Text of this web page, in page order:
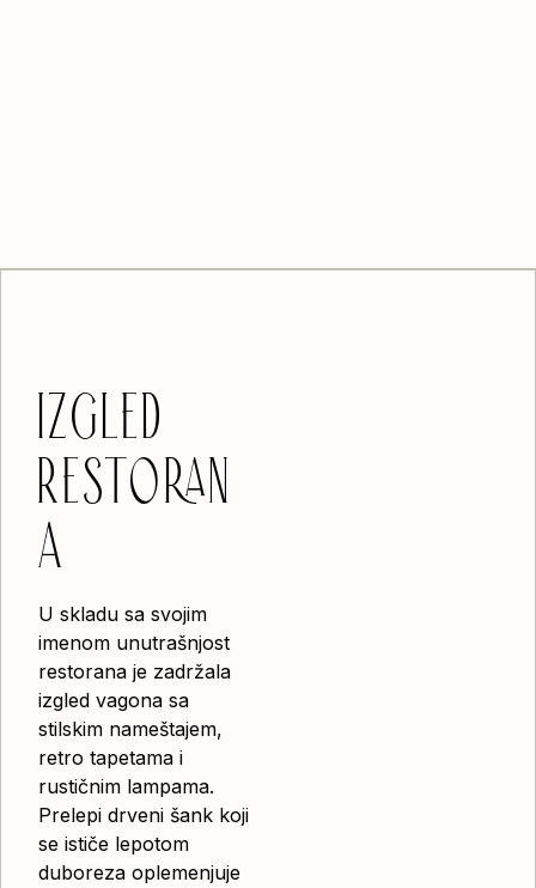
IZGLED
RESTORAN
A
U skladu sa svojim
imenom unutrašnjost
restorana je zadržala
izgled vagona sa
stilskim nameštajem,
retro tapetama i
rustičnim lampama.
Prelepi drveni šank koji
se ističe lepotom
duboreza oplemenjuje